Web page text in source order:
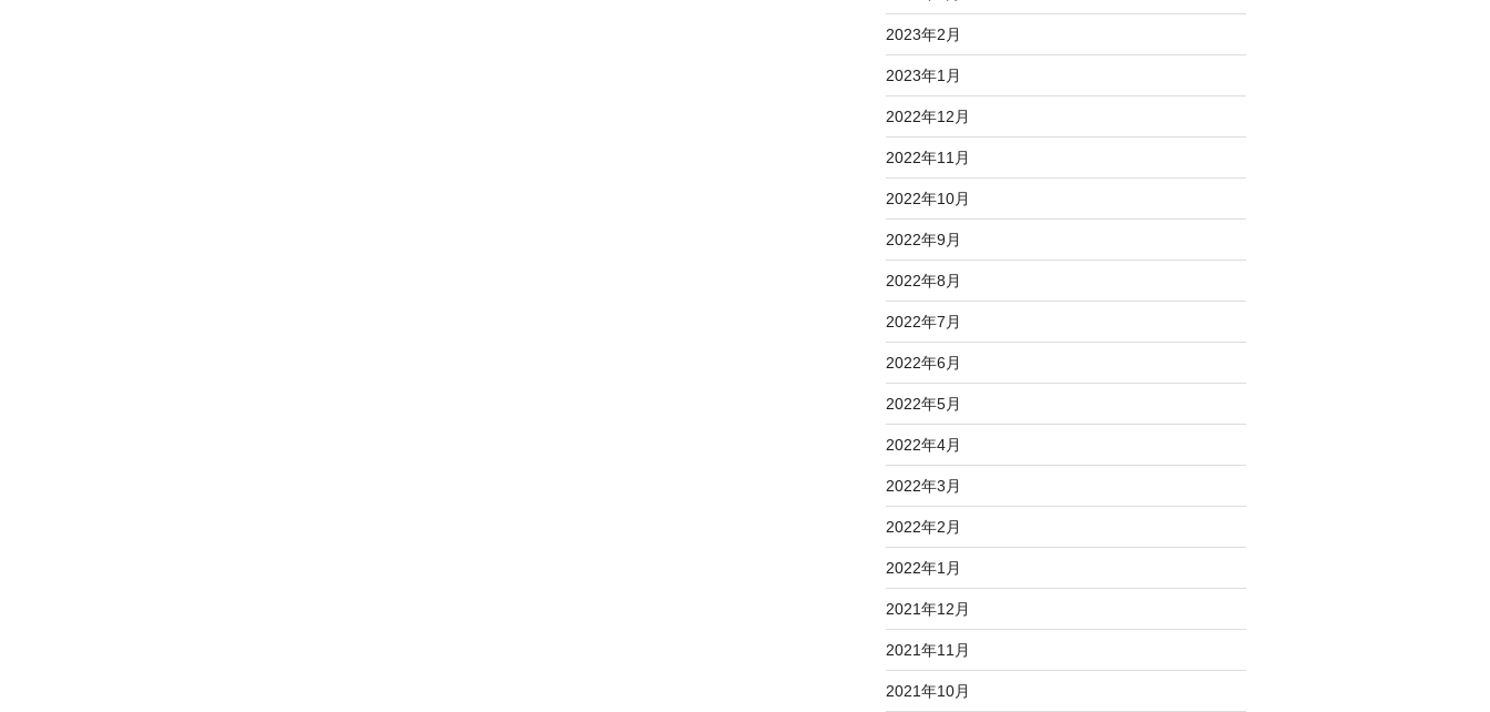
2023年2月
2023年1月
2022年12月
2022年11月
2022年10月
2022年9月
2022年8月
2022年7月
2022年6月
2022年5月
2022年4月
2022年3月
2022年2月
2022年1月
2021年12月
2021年11月
2021年10月